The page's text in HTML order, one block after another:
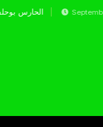
Septembre 17, 2024